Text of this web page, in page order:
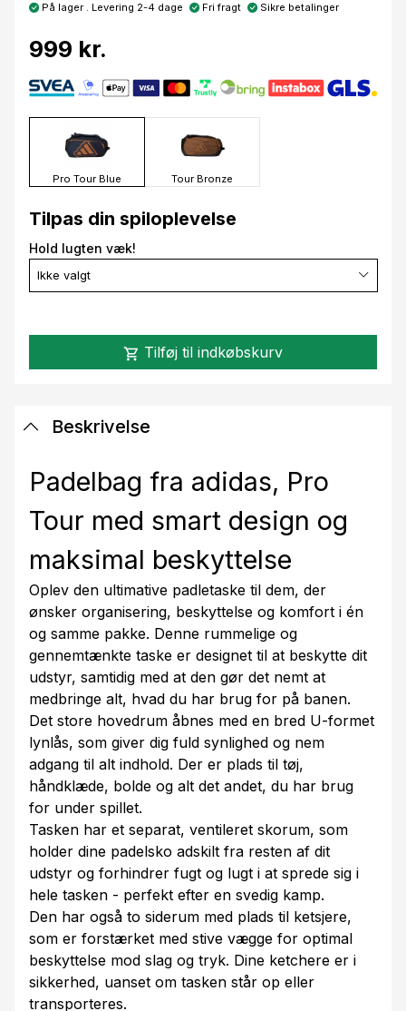
På lager . Levering 2-4 dage Fri fragt Sikre betalinger
999 kr.
Pro Tour Blue Tour Bronze
Tilpas din spiloplevelse
Hold lugten væk!
Ikke valgt
shopping_cart Tilføj til indkøbskurv
Beskrivelse
Padelbag fra adidas, Pro
Tour med smart design og
maksimal beskyttelse
Oplev den ultimative padletaske til dem, der
ønsker organisering, beskyttelse og komfort i én
og samme pakke. Denne rummelige og
gennemtænkte taske er designet til at beskytte dit
udstyr, samtidig med at den gør det nemt at
medbringe alt, hvad du har brug for på banen.
Det store hovedrum åbnes med en bred U-formet
lynlås, som giver dig fuld synlighed og nem
adgang til alt indhold. Der er plads til tøj,
håndklæde, bolde og alt det andet, du har brug
for under spillet.
Tasken har et separat, ventileret skorum, som
holder dine padelsko adskilt fra resten af dit
udstyr og forhindrer fugt og lugt i at sprede sig i
hele tasken - perfekt efter en svedig kamp.
Den har også to siderum med plads til ketsjere,
som er forstærket med stive vægge for optimal
beskyttelse mod slag og tryk. Dine ketchere er i
sikkerhed, uanset om tasken står op eller
transporteres.